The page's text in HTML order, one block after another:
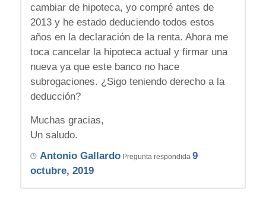
cambiar de hipoteca, yo compré antes de
2013 y he estado deduciendo todos estos
años en la declaración de la renta. Ahora me
toca cancelar la hipoteca actual y firmar una
nueva ya que este banco no hace
subrogaciones. ¿Sigo teniendo derecho a la
deducción?
Muchas gracias,
Un saludo.
Antonio GallardoPregunta respondida 9
octubre, 2019